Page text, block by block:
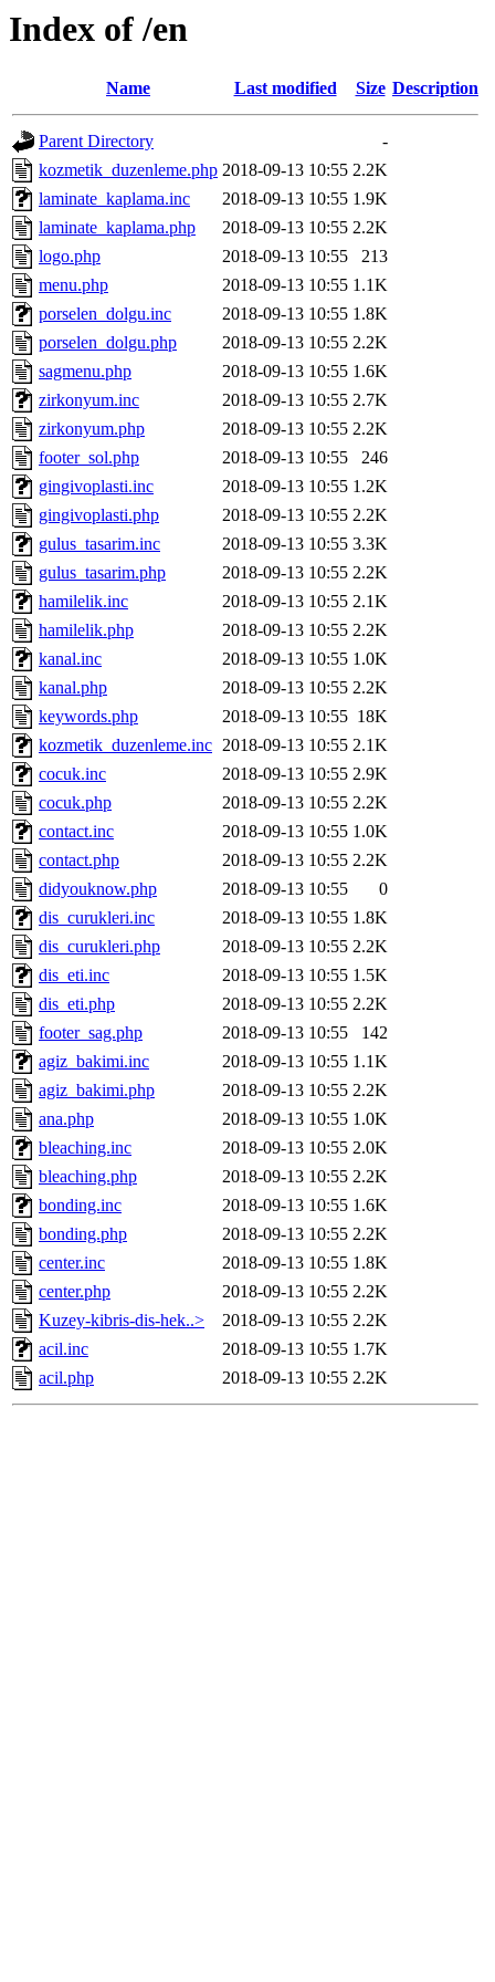
Index of /en
Name Last modified Size Description
Parent Directory
-
kozmetik_duzenleme.php 2018-09-13 10:55 2.2K
laminate_kaplama.inc
2018-09-13 10:55 1.9K
laminate_kaplama.php
2018-09-13 10:55 2.2K
logo.php
2018-09-13 10:55
213
menu.php
2018-09-13 10:55 1.1K
porselen_dolgu.inc
2018-09-13 10:55 1.8K
porselen_dolgu.php
2018-09-13 10:55 2.2K
sagmenu.php
2018-09-13 10:55 1.6K
zirkonyum.inc
2018-09-13 10:55 2.7K
zirkonyum.php
2018-09-13 10:55 2.2K
footer_sol.php
2018-09-13 10:55
246
gingivoplasti.inc
2018-09-13 10:55 1.2K
gingivoplasti.php
2018-09-13 10:55 2.2K
gulus_tasarim.inc
2018-09-13 10:55 3.3K
gulus_tasarim.php
2018-09-13 10:55 2.2K
hamilelik.inc
2018-09-13 10:55 2.1K
hamilelik.php
2018-09-13 10:55 2.2K
kanal.inc
2018-09-13 10:55 1.0K
kanal.php
2018-09-13 10:55 2.2K
keywords.php
2018-09-13 10:55 18K
kozmetik_duzenleme.inc 2018-09-13 10:55 2.1K
cocuk.inc
2018-09-13 10:55 2.9K
cocuk.php
2018-09-13 10:55 2.2K
contact.inc
2018-09-13 10:55 1.0K
contact.php
2018-09-13 10:55 2.2K
didyouknow.php
2018-09-13 10:55
0
dis_curukleri.inc
2018-09-13 10:55 1.8K
dis_curukleri.php
2018-09-13 10:55 2.2K
dis_eti.inc
2018-09-13 10:55 1.5K
dis_eti.php
2018-09-13 10:55 2.2K
footer_sag.php
2018-09-13 10:55
142
agiz_bakimi.inc
2018-09-13 10:55 1.1K
agiz_bakimi.php
2018-09-13 10:55 2.2K
ana.php
2018-09-13 10:55 1.0K
bleaching.inc
2018-09-13 10:55 2.0K
bleaching.php
2018-09-13 10:55 2.2K
bonding.inc
2018-09-13 10:55 1.6K
bonding.php
2018-09-13 10:55 2.2K
center.inc
2018-09-13 10:55 1.8K
center.php
2018-09-13 10:55 2.2K
Kuzey-kibris-dis-hek..>
2018-09-13 10:55 2.2K
acil.inc
2018-09-13 10:55 1.7K
acil.php
2018-09-13 10:55 2.2K